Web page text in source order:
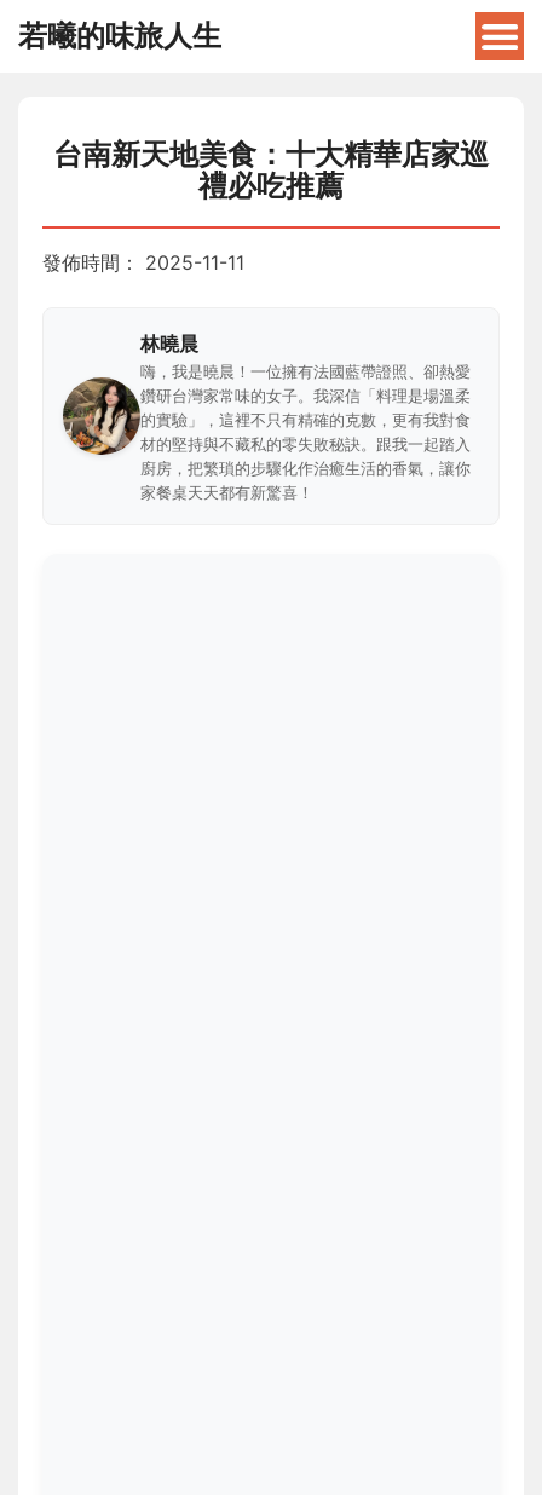
若曦的味旅人生
台南新天地美食：十大精華店家巡
禮必吃推薦
發佈時間： 2025-11-11
林曉晨
嗨，我是曉晨！一位擁有法國藍帶證照、卻熱愛
鑽研台灣家常味的女子。我深信「料理是場溫柔
的實驗」，這裡不只有精確的克數，更有我對食
材的堅持與不藏私的零失敗秘訣。跟我一起踏入
廚房，把繁瑣的步驟化作治癒生活的香氣，讓你
家餐桌天天都有新驚喜！